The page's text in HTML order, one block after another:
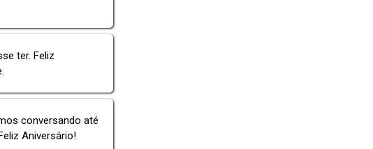
ter. Feliz
conversando até
Aniversário!